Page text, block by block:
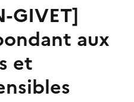
GIVET]
aux
et